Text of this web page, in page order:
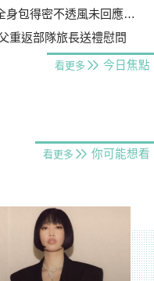
得密不透風未回應案情
重返部隊旅長送禮慰問
看更多 今日焦點
看更多 你可能想看